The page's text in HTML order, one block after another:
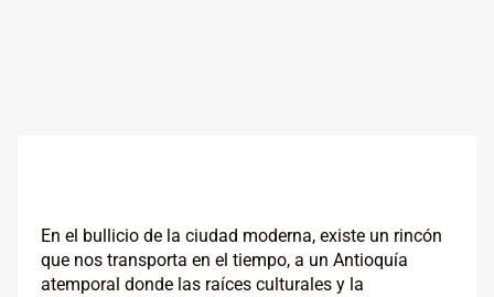
En el bullicio de la ciudad moderna, existe un rincón
que nos transporta en el tiempo, a un Antioquía
atemporal donde las raíces culturales y la